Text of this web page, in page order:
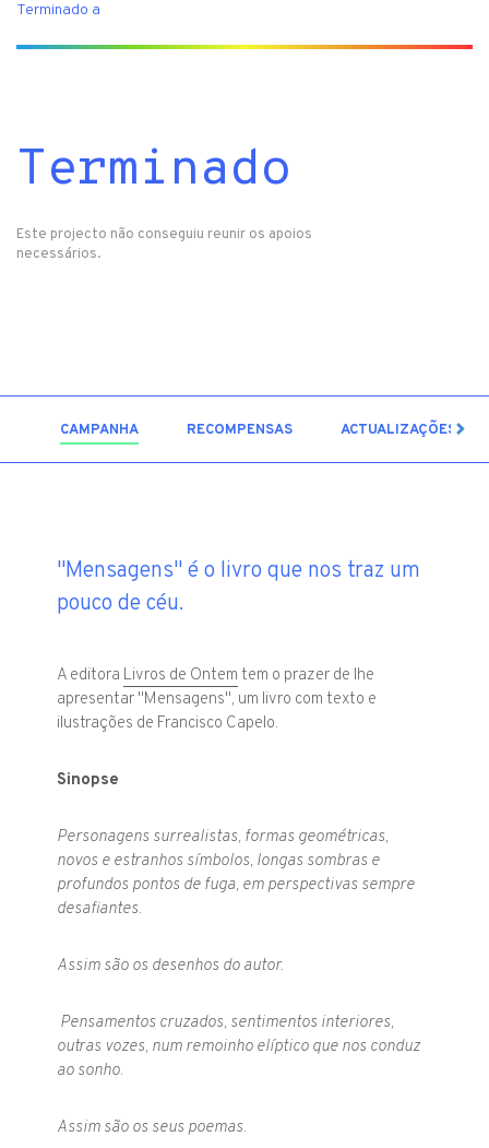
Terminado a
Terminado
Este projecto não conseguiu reunir os apoios
necessários.
CAMPANHA RECOMPENSAS ACTUALIZAÇÕES
"Mensagens" é o livro que nos traz um
pouco de céu.
A editora Livros de Ontem tem o prazer de lhe
apresentar "Mensagens", um livro com texto e
ilustrações de Francisco Capelo.
Sinopse
Personagens surrealistas, formas geométricas,
novos e estranhos símbolos, longas sombras e
profundos pontos de fuga, em perspectivas sempre
desafiantes.
Assim são os desenhos do autor.
Pensamentos cruzados, sentimentos interiores,
outras vozes, num remoinho elíptico que nos conduz
ao sonho.
Assim são os seus poemas.